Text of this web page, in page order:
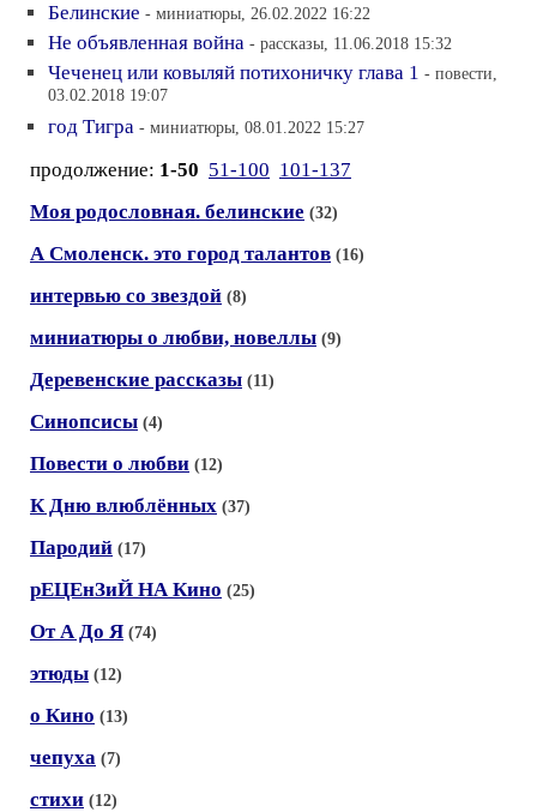
Белинские - миниатюры, 26.02.2022 16:22
Не объявленная война - рассказы, 11.06.2018 15:32
Чеченец или ковыляй потихоничку глава 1 - повести,
03.02.2018 19:07
год Тигра - миниатюры, 08.01.2022 15:27
продолжение: 1-50 51-100 101-137
Моя родословная. белинские (32)
А Смоленск. это город талантов (16)
интервью со звездой (8)
миниатюры о любви, новеллы (9)
Деревенские рассказы (11)
Синопсисы (4)
Повести о любви (12)
К Дню влюблённых (37)
Пародий (17)
рЕЦЕнЗиЙ НА Кино (25)
От А До Я (74)
этюды (12)
о Кино (13)
чепуха (7)
стихи (12)